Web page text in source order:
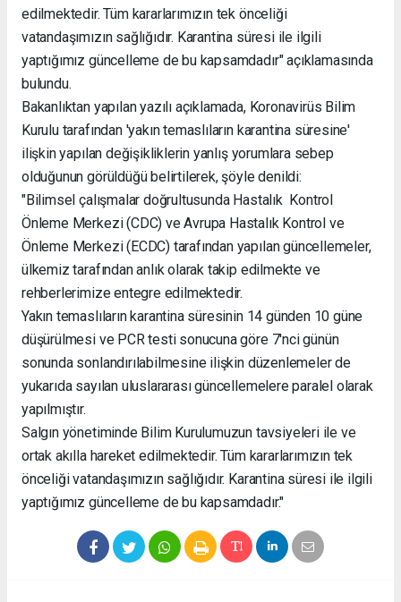
edilmektedir. Tüm kararlarımızın tek önceliği
vatandaşımızın sağlığıdır. Karantina süresi ile ilgili
yaptığımız güncelleme de bu kapsamdadır" açıklamasında
bulundu.
Bakanlıktan yapılan yazılı açıklamada, Koronavirüs Bilim
Kurulu tarafından 'yakın temaslıların karantina süresine'
ilişkin yapılan değişikliklerin yanlış yorumlara sebep
olduğunun görüldüğü belirtilerek, şöyle denildi:
"Bilimsel çalışmalar doğrultusunda Hastalık Kontrol
Önleme Merkezi (CDC) ve Avrupa Hastalık Kontrol ve
Önleme Merkezi (ECDC) tarafından yapılan güncellemeler,
ülkemiz tarafından anlık olarak takip edilmekte ve
rehberlerimize entegre edilmektedir.
Yakın temaslıların karantina süresinin 14 günden 10 güne
düşürülmesi ve PCR testi sonucuna göre 7'nci günün
sonunda sonlandırılabilmesine ilişkin düzenlemeler de
yukarıda sayılan uluslararası güncellemelere paralel olarak
yapılmıştır.
Salgın yönetiminde Bilim Kurulumuzun tavsiyeleri ile ve
ortak akılla hareket edilmektedir. Tüm kararlarımızın tek
önceliği vatandaşımızın sağlığıdır. Karantina süresi ile ilgili
yaptığımız güncelleme de bu kapsamdadır."